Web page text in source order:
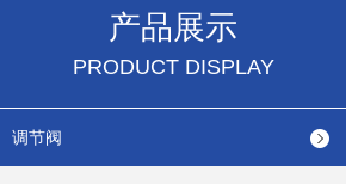
产品展示
PRODUCT DISPLAY
调节阀